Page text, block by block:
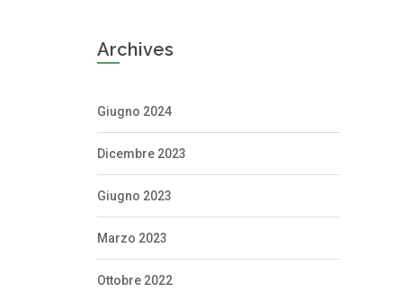
Archives
Giugno 2024
Dicembre 2023
Giugno 2023
Marzo 2023
Ottobre 2022